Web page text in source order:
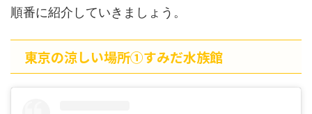
順番に紹介していきましょう。
東京の涼しい場所➀すみだ水族館